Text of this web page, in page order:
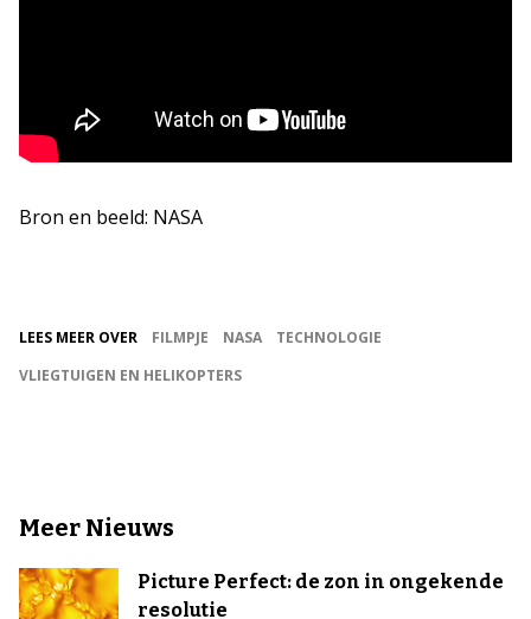
Bron en beeld: NASA
LEES MEER OVER FILMPJE NASA
TECHNOLOGIE
VLIEGTUIGEN EN HELIKOPTERS
Meer Nieuws
Picture Perfect: de zon in ongekende
resolutie